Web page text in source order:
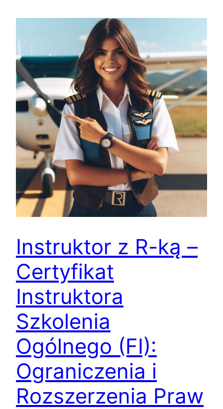
Instruktor z R-ką –
Certyfikat
Instruktora
Szkolenia
Ogólnego (FI):
Ograniczenia i
Rozszerzenia Praw